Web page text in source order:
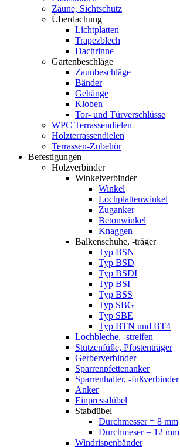
Zäune, Sichtschutz
Überdachung
Lichtplatten
Trapezblech
Dachrinne
Gartenbeschläge
Zaunbeschläge
Bänder
Gehänge
Kloben
Tor- und Türverschlüsse
WPC Terrassendielen
Holzterrassendielen
Terrassen-Zubehör
Befestigungen
Holzverbinder
Winkelverbinder
Winkel
Lochplattenwinkel
Zuganker
Betonwinkel
Knaggen
Balkenschuhe, -träger
Typ BSN
Typ BSD
Typ BSDI
Typ BSI
Typ BSS
Typ SBG
Typ SBE
Typ BTN und BT4
Lochbleche, -streifen
Stützenfüße, Pfostenträger
Gerberverbinder
Sparrenpfettenanker
Sparrenhalter, -fußverbinder
Anker
Einpressdübel
Stabdübel
Durchmesser = 8 mm
Durchmeser = 12 mm
Windrispenbänder